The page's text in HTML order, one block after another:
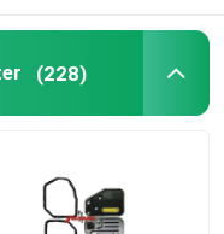
(228)